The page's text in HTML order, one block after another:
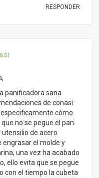
RESPONDER
panificadora sana
de conasi
cómo
no se pegue el pan.
de acero
engrasar el molde y
una vez ha acabado
ello evita que se pegue
con el tiempo la cubeta